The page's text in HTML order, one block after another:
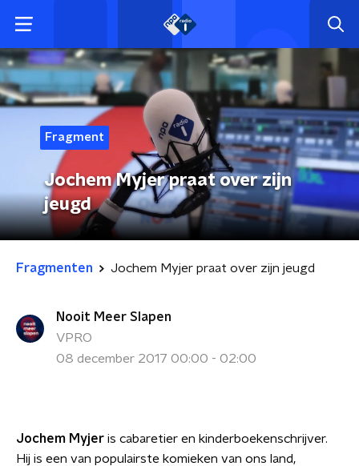
Fragment
Jochem Myjer praat over zijn
jeugd
Fragmenten Jochem Myjer praat over zijn jeugd
Nooit Meer Slapen
VPRO
08 december 2017 00:00 - 02:00
Jochem Myjer is cabaretier en kinderboekenschrijver.
Hij is een van populairste komieken van ons land,